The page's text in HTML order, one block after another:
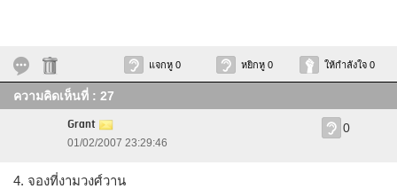
แจกหู 0 หยิกหู 0 ให้กำลังใจ 0
ความคิดเห็นที่ : 27
Grant
01/02/2007 23:29:46
0
4. จองที่งามวงศ์วาน